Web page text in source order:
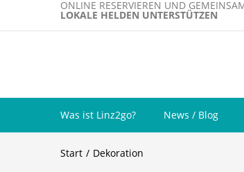
ONLINE RESERVIEREN UND
LOKALE HELDEN UNTERSTÜTZEN
Was ist Linz2go? News / Blog
Start Dekoration